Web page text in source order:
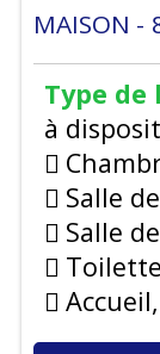
MAISON
Type de
à
Salle
Salle